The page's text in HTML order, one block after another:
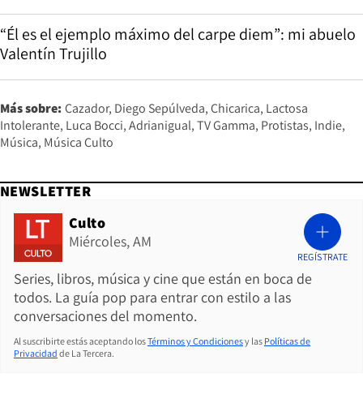
“Él es el ejemplo máximo del carpe diem”: mi abuelo
Valentín Trujillo
Más sobre: Cazador Diego Sepúlveda Chicarica Lactosa
Intolerante Luca Bocci Adrianigual TV Gamma Protistas Indie
Música Música Culto
NEWSLETTER
Culto
Miércoles, AM
Series, libros, música y cine que están en boca de
todos. La guía pop para entrar con estilo a las
conversaciones del momento.
REGÍSTRATE
Al suscribirte estás aceptando losTérminos y Condicionesy las Políticas de
Privacidad de La Tercera.